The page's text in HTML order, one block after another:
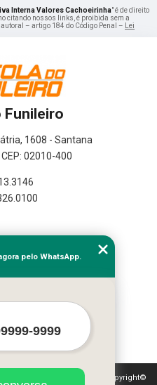
Interna Valores Cachoeirinha" é de direito
citando nossos links, é proibida sem a
– artigo 184 do Código Penal –
Lei
Funileiro
1608 - Santana
02010-400
site
de direitos autorais. Copyright©
pelo WhatsApp.